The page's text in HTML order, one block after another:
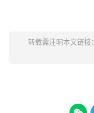
转载需注明本文链接：